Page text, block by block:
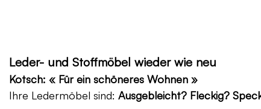
Leder- und Stoffmöbel wieder wie neu
Kotsch: « Für ein schöneres Wohnen »
Ihre Ledermöbel sind: Ausgebleicht? Fleckig?